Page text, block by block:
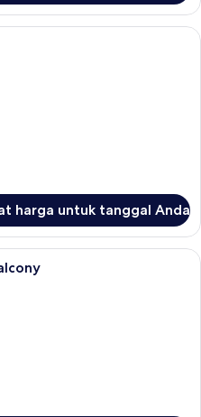
harga untuk tanggal Anda
Seprai katun Mesir, seprai premium,